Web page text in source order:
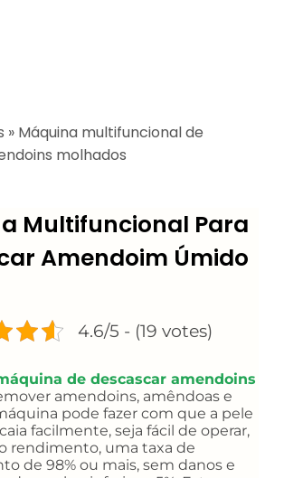
» Máquina multifuncional de
molhados
Multifuncional Para
Amendoim Úmido
4.6/5 - (19 votes)
de descascar amendoins
amendoins, amêndoas e
pode fazer com que a pele
facilmente, seja fácil de operar,
rendimento, uma taxa de
de 98% ou mais, sem danos e